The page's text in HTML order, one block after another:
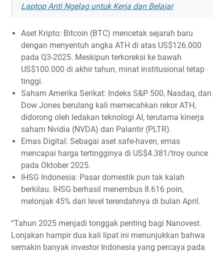
Laptop Anti Ngelag untuk Kerja dan Belajar
Aset Kripto: Bitcoin (BTC) mencetak sejarah baru
dengan menyentuh angka ATH di atas US$126.000
pada Q3-2025. Meskipun terkoreksi ke bawah
US$100.000 di akhir tahun, minat institusional tetap
tinggi.
Saham Amerika Serikat: Indeks S&P 500, Nasdaq, dan
Dow Jones berulang kali memecahkan rekor ATH,
didorong oleh ledakan teknologi AI, terutama kinerja
saham Nvidia (NVDA) dan Palantir (PLTR).
Emas Digital: Sebagai aset safe-haven, emas
mencapai harga tertingginya di US$4.381/troy ounce
pada Oktober 2025.
IHSG Indonesia: Pasar domestik pun tak kalah
berkilau. IHSG berhasil menembus 8.616 poin,
melonjak 45% dari level terendahnya di bulan April.
“Tahun 2025 menjadi tonggak penting bagi Nanovest.
Lonjakan hampir dua kali lipat ini menunjukkan bahwa
semakin banyak investor Indonesia yang percaya pada